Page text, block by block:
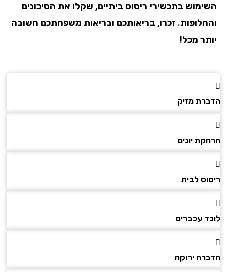
השימוש בתכשירי ריסוס ביתיים, שקלו את הסיכונים
והחלופות. זכרו, בריאותכם ובריאות משפחתכם חשובה
יותר מכל!
הדברת מזיק
הרחקת יונים
ריסוס לבית
לוכד עכברים
הדברה ירוקה